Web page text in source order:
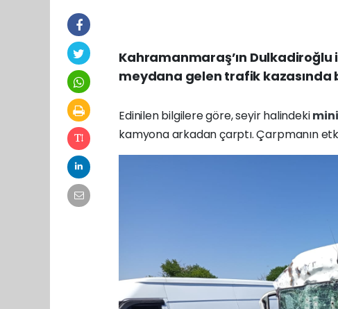
Kahramanmaraş’ın
meydana gelen trafik kazasında
Edinilen bilgilere göre, seyir halindeki
kamyona arkadan çarptı. Çarpmanın